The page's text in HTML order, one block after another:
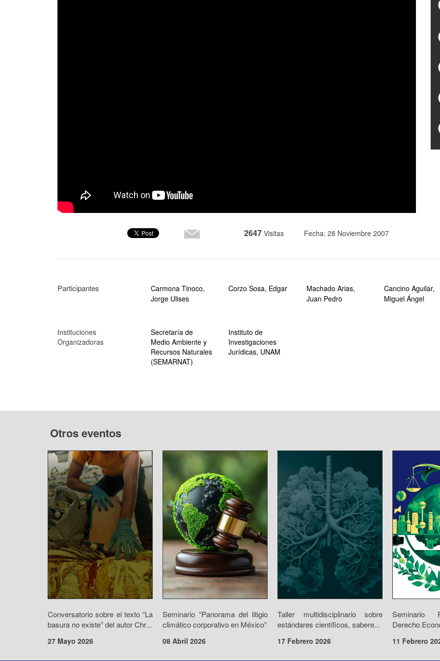
2647 Visitas Fecha: 28 Noviembre 2007
Participantes
Carmona Tinoco,
Jorge Ulises
Corzo Sosa, Edgar
Machado Arias,
Juan Pedro
Cancino Aguilar,
Miguel Ángel
Instituciones
Organizadoras
Secretaría de
Medio Ambiente y
Recursos Naturales
(SEMARNAT)
Instituto de
Investigaciones
Jurídicas, UNAM
Otros eventos
Conversatorio sobre el texto “La
basura no existe” del autor Chr...
27 Mayo 2026
Seminario “Panorama del litigio
climático corporativo en México”
08 Abril 2026
Taller multidisciplinario sobre
estándares científicos, sabere...
17 Febrero 2026
Seminario
Derecho
11 Febrero